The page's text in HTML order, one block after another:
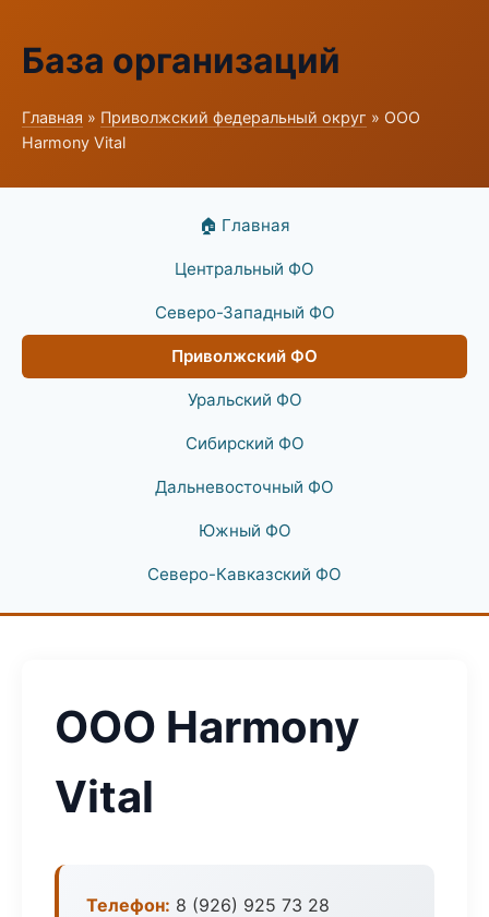
База организаций
Главная » Приволжский федеральный округ » ООО
Harmony Vital
🏠 Главная
Центральный ФО
Северо-Западный ФО
Приволжский ФО
Уральский ФО
Сибирский ФО
Дальневосточный ФО
Южный ФО
Северо-Кавказский ФО
ООО Harmony
Vital
Телефон: 8 (926) 925 73 28